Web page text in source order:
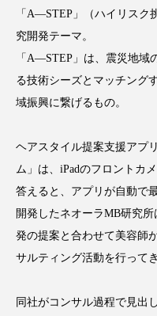
TAG LIST タグ一覧
AI B2B
Gemini Instagram
TikTok アスタキ
アンチエイジング
インタビュー イ
「A―STEP」（ハイリスク
究開発テーマ。
「A―STEP」は、震災地域
る技術シーズとマッチング
域振興に繋げるもの。
ヘアスタイル提案支援アプ
ム」は、iPadのフロントカ
答えると、アプリが自動で
開発したネオーラMB研究
発の提案と合わせて美容師
サルティング活動を行ってき
同社がコンサル過程で見出